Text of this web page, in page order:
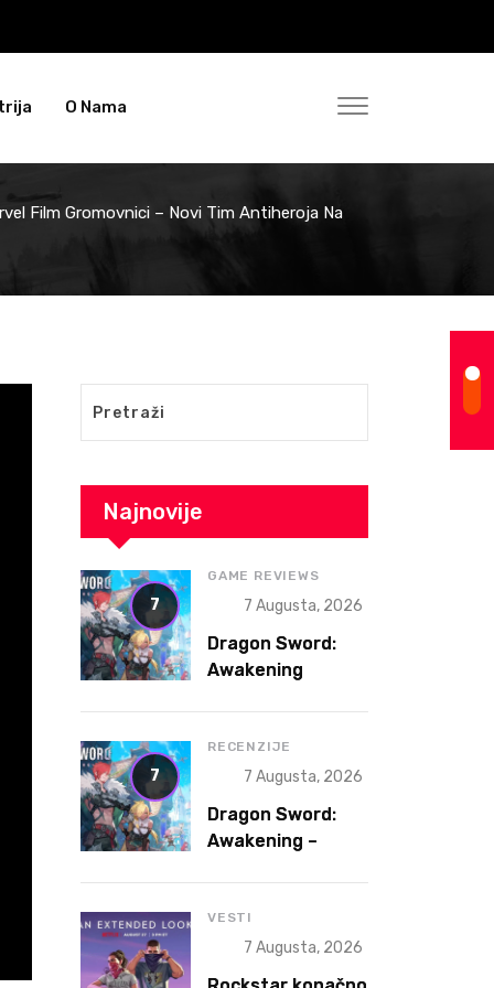
O Nama
Film Gromovnici – Novi Tim Antiheroja Na
Najnovije
7
GAME REVIEWS
7 Augusta, 2026
Dragon Sword:
Awakening
Accidentally
Became a Better
Game
7
RECENZIJE
7 Augusta, 2026
Dragon Sword:
Awakening –
bolja igra
VESTI
7 Augusta, 2026